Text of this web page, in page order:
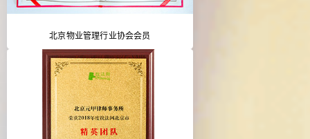
北京物业管理行业协会会员